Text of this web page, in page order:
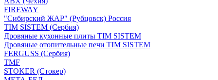
FIREWAY
"Сибирский ЖАР" (Рубцовск) Россия
TIM SISTEM (Сербия)
Дровяные кухонные плиты TIM SISTEM
Дровяные отопительные печи TIM SISTEM
FERGUSS (Сербия)
TMF
STOKER (Стокер)